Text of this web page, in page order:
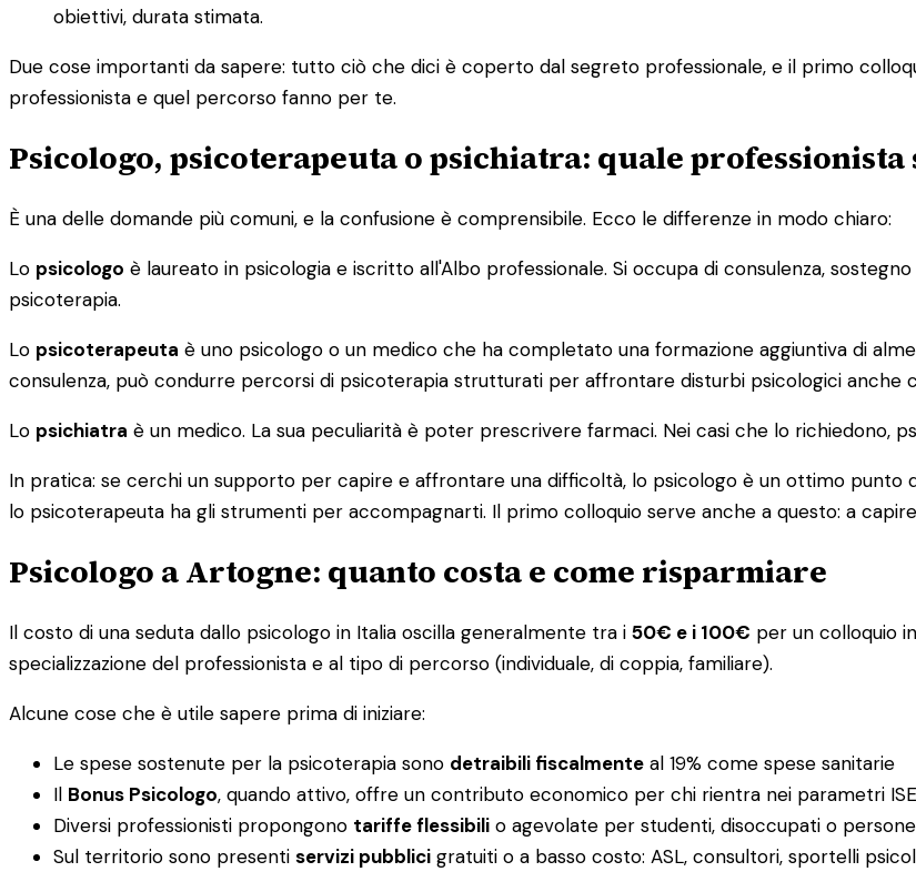
obiettivi, durata stimata.
Due cose importanti da sapere: tutto ciò che dici è coperto dal segreto professionale, e il primo
professionista e quel percorso fanno per te.
Psicologo, psicoterapeuta o psichiatra: quale professionista
È una delle domande più comuni, e la confusione è comprensibile. Ecco le differenze in modo chiaro:
Lo psicologo è laureato in psicologia e iscritto all'Albo professionale. Si occupa di consulenza,
psicoterapia.
Lo psicoterapeuta è uno psicologo o un medico che ha completato una formazione aggiuntiva di
consulenza, può condurre percorsi di psicoterapia strutturati per affrontare disturbi psicologici anche
Lo psichiatra è un medico. La sua peculiarità è poter prescrivere farmaci. Nei casi che lo richiedono,
In pratica: se cerchi un supporto per capire e affrontare una difficoltà, lo psicologo è un ottimo punto
lo psicoterapeuta ha gli strumenti per accompagnarti. Il primo colloquio serve anche a questo: a
Psicologo a Artogne: quanto costa e come risparmiare
Il costo di una seduta dallo psicologo in Italia oscilla generalmente tra i 50€ e i 100€ per un colloquio
specializzazione del professionista e al tipo di percorso (individuale, di coppia, familiare).
Alcune cose che è utile sapere prima di iniziare:
Le spese sostenute per la psicoterapia sono detraibili fiscalmente al 19% come spese sanitarie
Il Bonus Psicologo, quando attivo, offre un contributo economico per chi rientra nei parametri
Diversi professionisti propongono tariffe flessibili o agevolate per studenti, disoccupati o
Sul territorio sono presenti servizi pubblici gratuiti o a basso costo: ASL, consultori, sportelli